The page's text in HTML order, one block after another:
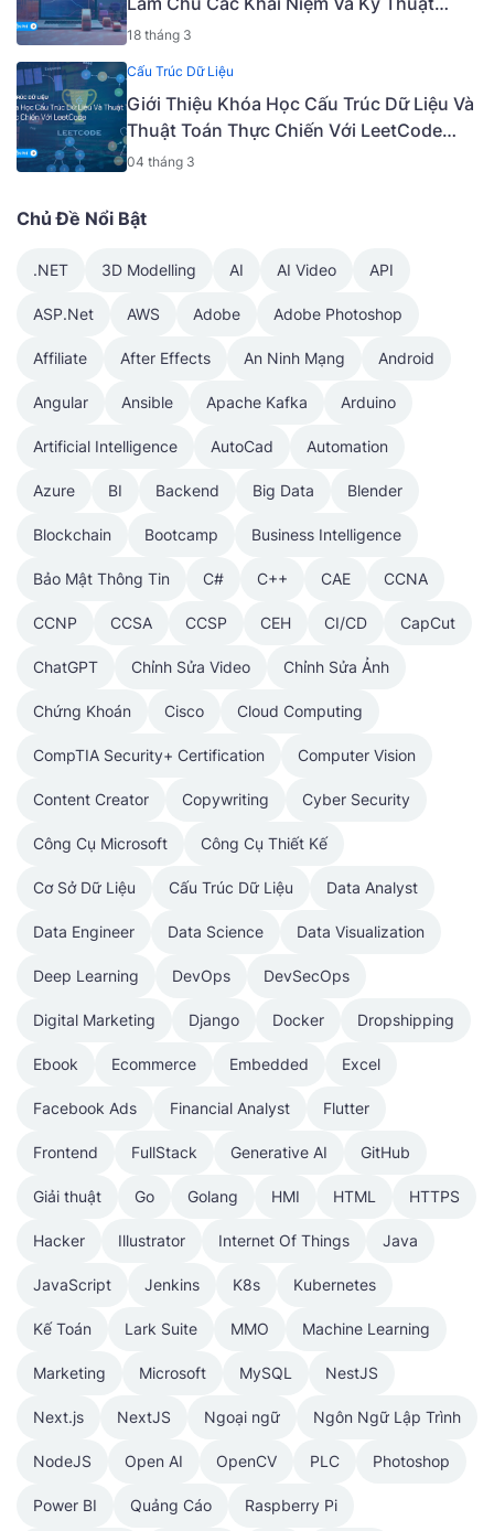
Nâng Cao [Mã - 6919 A]
18 tháng 3
Cấu Trúc Dữ Liệu
Giới Thiệu Khóa Học Cấu Trúc Dữ Liệu Và
Thuật Toán Thực Chiến Với LeetCode
[Tiếng Việt] [Mã - 9405 V]
04 tháng 3
Chủ Đề Nổi Bật
.NET 3D Modelling AI AI Video API
ASP.Net AWS Adobe Adobe Photoshop
Affiliate After Effects An Ninh Mạng Android
Angular Ansible Apache Kafka Arduino
Artificial Intelligence AutoCad Automation
Azure BI Backend Big Data Blender
Blockchain Bootcamp Business Intelligence
Bảo Mật Thông Tin C# C++ CAE CCNA
CCNP CCSA CCSP CEH CI/CD CapCut
ChatGPT Chỉnh Sửa Video Chỉnh Sửa Ảnh
Chứng Khoán Cisco Cloud Computing
CompTIA Security+ Certification Computer Vision
Content Creator Copywriting Cyber Security
Công Cụ Microsoft Công Cụ Thiết Kế
Cơ Sở Dữ Liệu Cấu Trúc Dữ Liệu Data Analyst
Data Engineer Data Science Data Visualization
Deep Learning DevOps DevSecOps
Digital Marketing Django Docker Dropshipping
Ebook Ecommerce Embedded Excel
Facebook Ads Financial Analyst Flutter
Frontend FullStack Generative AI GitHub
Giải thuật Go Golang HMI HTML HTTPS
Hacker Illustrator Internet Of Things Java
JavaScript Jenkins K8s Kubernetes
Kế Toán Lark Suite MMO Machine Learning
Marketing Microsoft MySQL NestJS
Next.js NextJS Ngoại ngữ Ngôn Ngữ Lập Trình
NodeJS Open AI OpenCV PLC Photoshop
Power BI Quảng Cáo Raspberry Pi